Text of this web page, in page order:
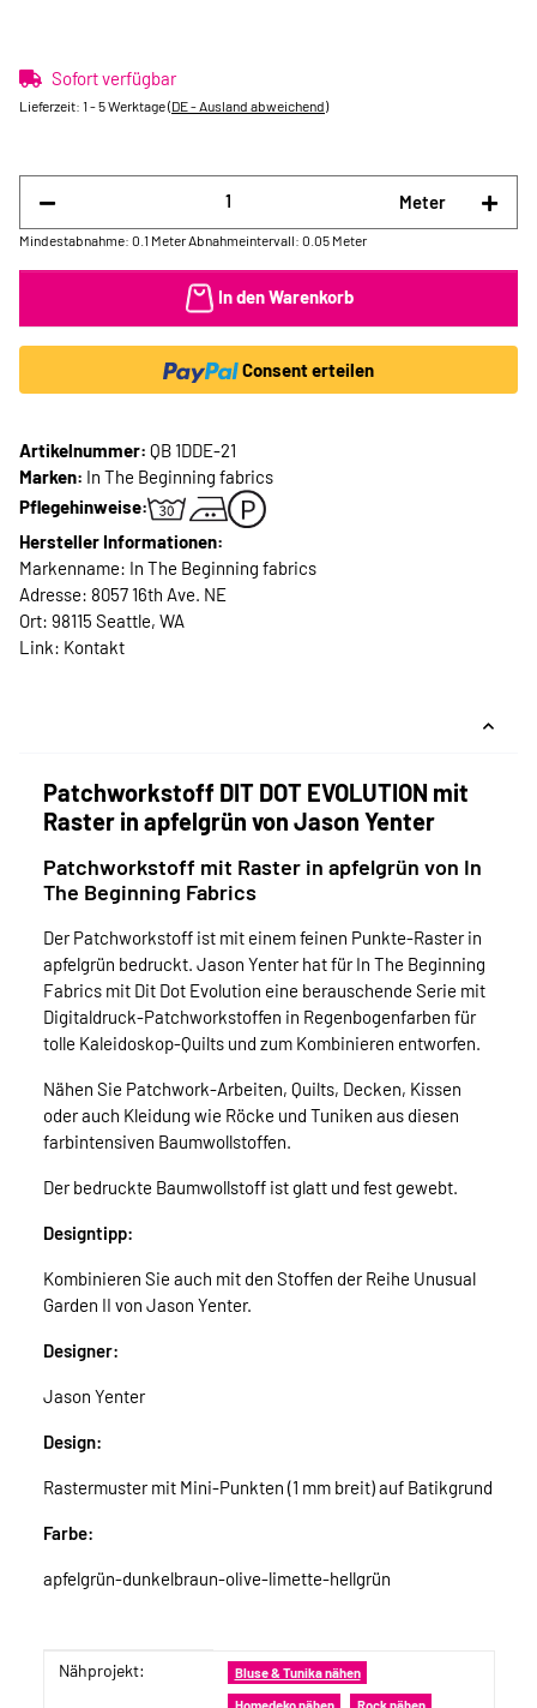
Sofort verfügbar
Lieferzeit: 1 - 5 Werktage(DE - Ausland abweichend)
Meter
Mindestabnahme: 0.1 Meter Abnahmeintervall: 0.05 Meter
In den Warenkorb
Consent erteilen
Artikelnummer: QB 1DDE-21
Marken: In The Beginning fabrics
Pflegehinweise:
Hersteller Informationen:
Markenname: In The Beginning fabrics
Adresse: 8057 16th Ave. NE
Ort: 98115 Seattle, WA
Link: Kontakt
Patchworkstoff DIT DOT EVOLUTION mit
Raster in apfelgrün von Jason Yenter
Patchworkstoff mit Raster in apfelgrün von In
The Beginning Fabrics
Der Patchworkstoff ist mit einem feinen Punkte-Raster in
apfelgrün bedruckt. Jason Yenter hat für In The Beginning
Fabrics mit Dit Dot Evolution eine berauschende Serie mit
Digitaldruck-Patchworkstoffen in Regenbogenfarben für
tolle Kaleidoskop-Quilts und zum Kombinieren entworfen.
Nähen Sie Patchwork-Arbeiten, Quilts, Decken, Kissen
oder auch Kleidung wie Röcke und Tuniken aus diesen
farbintensiven Baumwollstoffen.
Der bedruckte Baumwollstoff ist glatt und fest gewebt.
Designtipp:
Kombinieren Sie auch mit den Stoffen der Reihe Unusual
Garden II von Jason Yenter.
Designer:
Jason Yenter
Design:
Rastermuster mit Mini-Punkten (1 mm breit) auf Batikgrund
Farbe:
apfelgrün-dunkelbraun-olive-limette-hellgrün
Produkteigenschaft
Wert
Nähprojekt: Bluse & Tunika nähen
Homedeko nähen Rock nähen